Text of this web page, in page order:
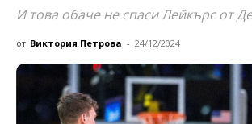
И това обаче не спаси Лейкърс от
от Виктория Петрова - 24/12/2024